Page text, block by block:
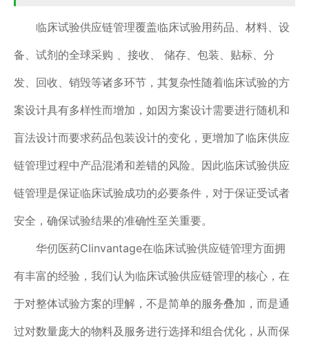
临床试验供应链管理覆盖临床试验用药品、材料、设
备、试剂的全球采购 、接收、 储存、包装、贴标、分
发、回收、销毁等诸多环节，其复杂性随着临床试验的方
案设计具有多样性而增加，如因方案设计需要进行随机和
盲法设计而要求药品包装设计的变化，更增加了临床供应
链管理过程中产品混淆和差错的风险。因此临床试验供应
链管理是保证临床试验成功的必要条件，对于保证受试者
安全，确保试验结果的准确性至关重要。
华仞医药Clinvantage在临床试验供应链管理方面拥
有丰富的经验，我们认为临床试验供应链管理的核心，在
于对整体试验方案的理解，不是简单的服务叠加，而是通
过对数量庞大的物料及服务进行选择和组合优化，从而保